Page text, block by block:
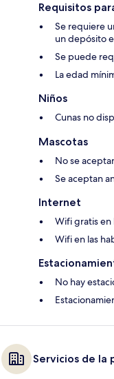
Requisitos
Se requiere
un depósito
Se puede
La edad
Niños
Cunas no
Mascotas
No se
Se aceptan
Internet
Wifi gratis en
Wifi en las
No hay
Servicios de la